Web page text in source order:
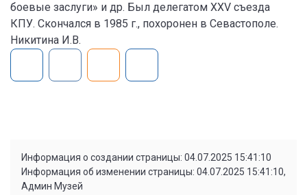
боевые заслуги» и др. Был делегатом XXV съезда
КПУ. Скончался в 1985 г., похоронен в Севастополе.
Никитина И.В.
Информация о создании страницы: 04.07.2025 15:41:10
Информация об изменении страницы: 04.07.2025 15:41:10,
Админ Музей